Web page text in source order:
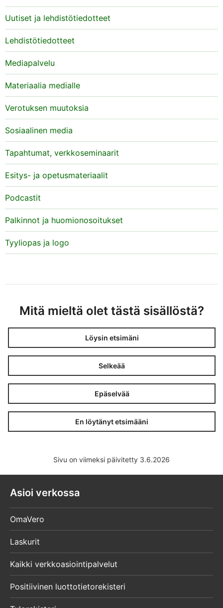
Uutiset ja lehdistötiedotteet
Lehdistötiedotteet
Mediapalvelu
Materiaalia medialle
Verotuksen muutoksia
Sosiaalinen media
Tapahtumat, verkkoseminaarit
Esitys- ja opetusmateriaalit
Podcastit
Palkinnot ja huomionosoitukset
Tyyliopas ja logo
Mitä mieltä olet tästä sisällöstä?
Löysin etsimäni
Selkeää
Epäselvää
En löytänyt etsimääni
Sivu on viimeksi päivitetty 3.6.2026
Asioi verkossa
OmaVero
Laskurit
Kaikki verkkoasiointipalvelut
Positiivinen luottotietorekisteri